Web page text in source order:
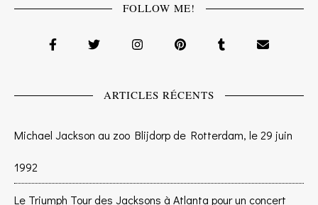
FOLLOW ME!
ARTICLES RÉCENTS
Michael Jackson au zoo Blijdorp de Rotterdam, le 29 juin
1992
Le Triumph Tour des Jacksons à Atlanta pour un concert